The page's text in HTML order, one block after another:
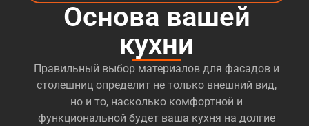
Основа вашей
кухни
Правильный выбор материалов для фасадов и
столешниц определит не только внешний вид,
но и то, насколько комфортной и
функциональной будет ваша кухня на долгие